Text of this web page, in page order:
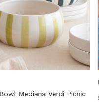
Mediana Verdi Picnic